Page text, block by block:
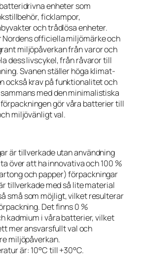
enheter som
ficklampor,
och trådlösa enheter.
Nordens officiella miljömärke och
miljöpåverkan från varor och
dess livscykel, från råvaror till
Svanen ställer höga klimat-
också krav på funktionalitet och
med den minimalistiska
gör våra batterier till
miljövänligt val.
är tillverkade utan användning
över att ha innovativa och 100 %
och papper) förpackningar
tillverkade med så lite material
små som möjligt, vilket resulterar
Det finns 0 %
kadmium i våra batterier, vilket
mer ansvarsfullt val och
miljöpåverkan.
är: 10°C till +30°C.